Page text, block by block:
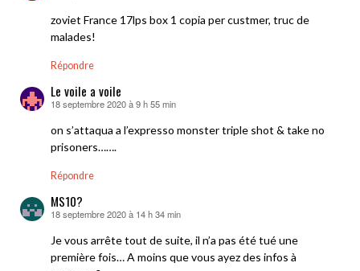
zoviet France 17lps box 1 copia per custmer, truc de
malades!
Répondre
Le voile a voile
dit :
18 septembre 2020 à 9 h 55 min
on s’attaqua a l’expresso monster triple shot & take no
prisoners…….
Répondre
MS10?
dit :
18 septembre 2020 à 14 h 34 min
Je vous arrête tout de suite, il n’a pas été tué une
première fois… A moins que vous ayez des infos à